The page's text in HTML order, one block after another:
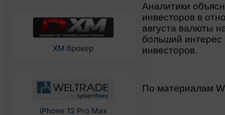
XM брокер
iPhone 12 Pro Max
Аналитики
инвесторов в
августа валюты
больший интерес
инвесторов.
По материалам